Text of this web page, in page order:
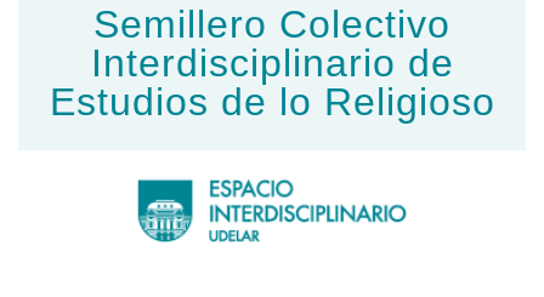
Semillero Colectivo
Interdisciplinario de
Estudios de lo Religioso